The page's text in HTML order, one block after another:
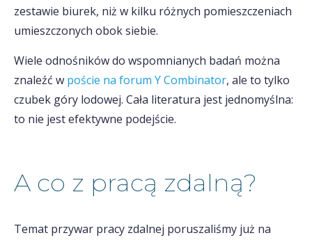
zestawie biurek, niż w kilku różnych pomieszczeniach
umieszczonych obok siebie.
Wiele odnośników do wspomnianych badań można
znaleźć w poście na forum Y Combinator, ale to tylko
czubek góry lodowej. Cała literatura jest jednomyślna:
to nie jest efektywne podejście.
A co z pracą zdalną?
Temat przywar pracy zdalnej poruszaliśmy już na